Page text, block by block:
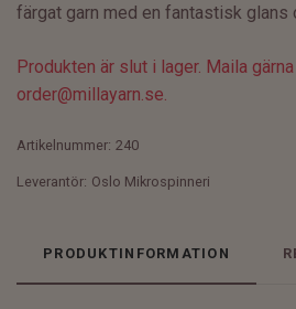
färgat garn med en fantastisk glans
Produkten är slut i lager. Maila
order@millayarn.se
Artikelnummer: 240
Leverantör: Oslo Mikrospinneri
PRODUKTINFORMATION